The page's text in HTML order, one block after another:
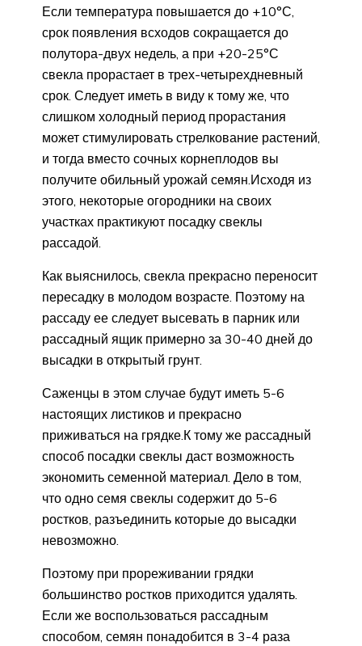
Если температура повышается до +10°С,
срок появления всходов сокращается до
полутора-двух недель, а при +20-25°С
свекла прорастает в трех-четырехдневный
срок. Следует иметь в виду к тому же, что
слишком холодный период прорастания
может стимулировать стрелкование растений,
и тогда вместо сочных корнеплодов вы
получите обильный урожай семян.Исходя из
этого, некоторые огородники на своих
участках практикуют посадку свеклы
рассадой.
Как выяснилось, свекла прекрасно переносит
пересадку в молодом возрасте. Поэтому на
рассаду ее следует высевать в парник или
рассадный ящик примерно за 30-40 дней до
высадки в открытый грунт.
Саженцы в этом случае будут иметь 5-6
настоящих листиков и прекрасно
приживаться на грядке.К тому же рассадный
способ посадки свеклы даст возможность
экономить семенной материал. Дело в том,
что одно семя свеклы содержит до 5-6
ростков, разъединить которые до высадки
невозможно.
Поэтому при прореживании грядки
большинство ростков приходится удалять.
Если же воспользоваться рассадным
способом, семян понадобится в 3-4 раза